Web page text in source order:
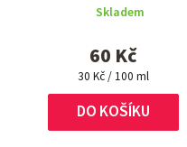
Skladem
60 Kč
Měrná
cena:
30 Kč / 100 ml
DO KOŠÍKU